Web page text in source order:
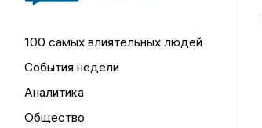
100 самых влиятельных людей
События недели
Аналитика
Общество